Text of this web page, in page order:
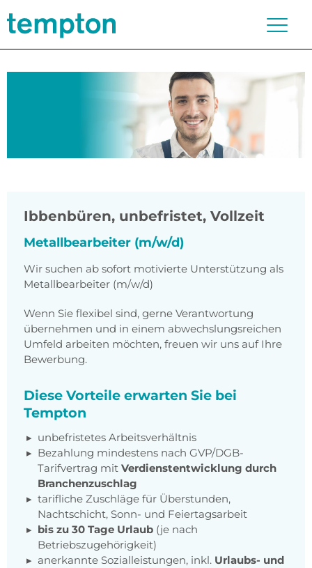
Ibbenbüren, unbefristet, Vollzeit
Metallbearbeiter (m/w/d)
Wir suchen ab sofort motivierte Unterstützung als
Metallbearbeiter (m/w/d)
Wenn Sie flexibel sind, gerne Verantwortung
übernehmen und in einem abwechslungsreichen
Umfeld arbeiten möchten, freuen wir uns auf Ihre
Bewerbung.
Diese Vorteile erwarten Sie bei
Tempton
unbefristetes Arbeitsverhältnis
Bezahlung mindestens nach GVP/DGB-
Tarifvertrag mit Verdienstentwicklung durch
Branchenzuschlag
tarifliche Zuschläge für Überstunden,
Nachtschicht, Sonn- und Feiertagsarbeit
bis zu 30 Tage Urlaub (je nach
Betriebszugehörigkeit)
anerkannte Sozialleistungen, inkl. Urlaubs- und